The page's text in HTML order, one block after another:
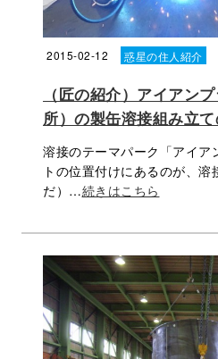
2015-02-12 惑星の住人紹介
（匠の紹介）アイアン
所）の製缶溶接組み立
溶接のテーマパーク「アイア
トの位置付けにあるのが、
だ）…続きはこちら